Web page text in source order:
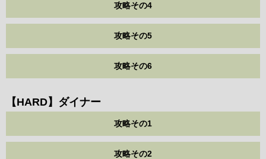
攻略その4
攻略その5
攻略その6
【HARD】ダイナー
攻略その1
攻略その2